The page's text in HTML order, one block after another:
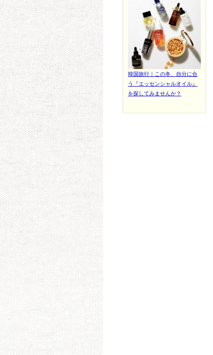
韓国旅行｜この冬、自分に合
う『エッセンシャルオイル』
を探してみませんか？